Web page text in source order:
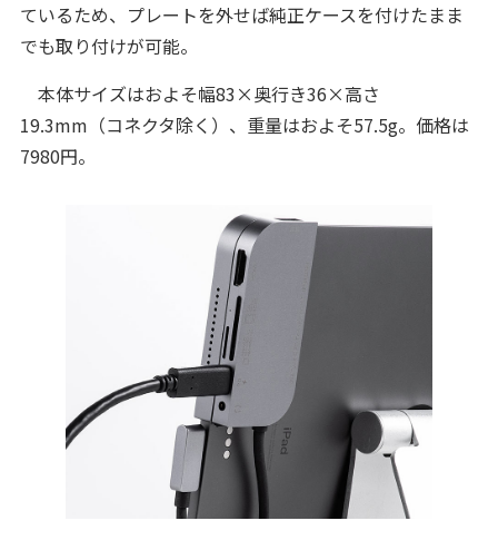
ているため、プレートを外せば純正ケースを付けたまま
でも取り付けが可能。
本体サイズはおよそ幅83×奥行き36×高さ
19.3mm（コネクタ除く）、重量はおよそ57.5g。価格は
7980円。